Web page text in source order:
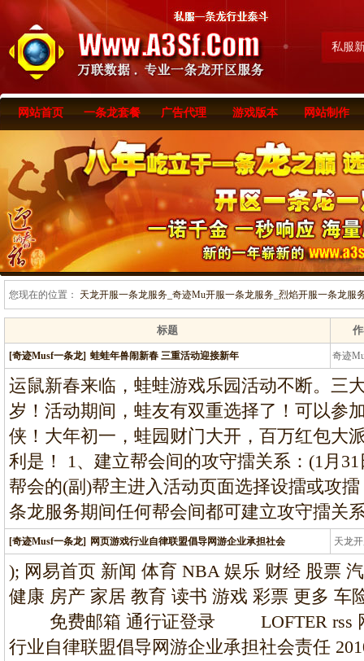
私服
网站首页 一条龙套餐 广告代理 游戏版本 网站制作
您现在的位置： 天龙开服一条龙服务_奇迹Mu开服一条龙服务_烈焰开服一条龙服
标题
[奇迹Musf一条龙] 蛙蛙年兽闹新春 三重活动迎接新年 奇迹
条
运鼠新春来临，蛙蛙游戏乐园活动不断。三
岁！活动期间，蛙友有双重选择了！可以参
侠！大年初一，蛙园财门大开，百万红包大
利是！ 1、建立帮会间的攻守擂关系：(1月31
帮会的(副)帮主进入活动页面选择设擂或攻
条龙服务期间任何帮会间都可建立攻守擂关
[奇迹Musf一条龙] 网页游戏行业自律联盟倡导网游企业承担社会 天龙
龙
); 网易首页 新闻 体育 NBA 娱乐 财经 股票
健康 房产 家居 教育 读书 游戏 彩票 更多 车
免费邮箱 通行证登录 LOFTER rss 网
行业自律联盟倡导网游企业承担社会责任